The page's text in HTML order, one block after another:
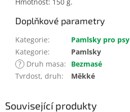
Doplňkové parametry
Kategorie:
Pamlsky pro psy
Kategorie:
Pamlsky
? Druh masa:
Bezmasé
Tvrdost, druh: Měkké
Související produkty